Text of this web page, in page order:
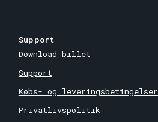
Support
Download billet
Support
Købs- og leveringsbetingelser
Privatlivspolitik